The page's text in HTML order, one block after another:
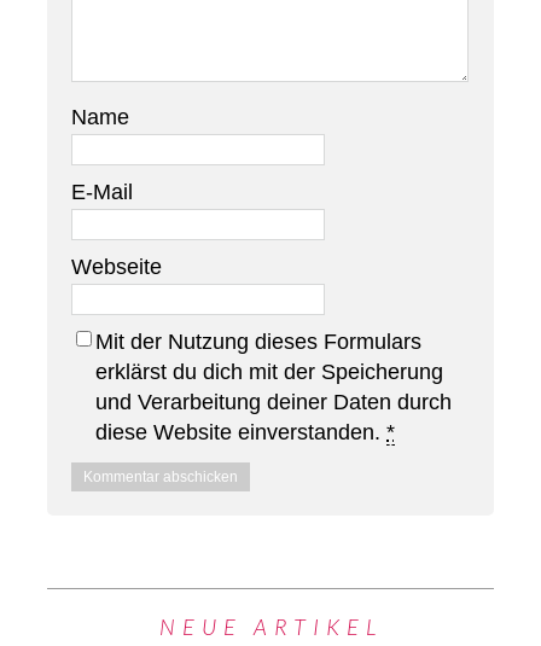
Name
E-Mail
Webseite
Mit der Nutzung dieses Formulars
erklärst du dich mit der Speicherung
und Verarbeitung deiner Daten durch
diese Website einverstanden. *
NEUE ARTIKEL